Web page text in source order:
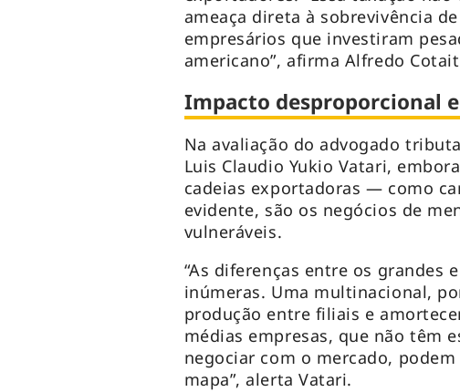
ameaça direta à sobrevivência
empresários que investiram
americano”, afirma Alfredo
Impacto desproporcional
Na avaliação do advogado
Luis Claudio Yukio Vatari,
cadeias exportadoras — como
evidente, são os negócios de
vulneráveis.
“As diferenças entre os grandes
inúmeras. Uma multinacional,
produção entre filiais e
médias empresas, que não têm
negociar com o mercado,
mapa”, alerta Vatari.